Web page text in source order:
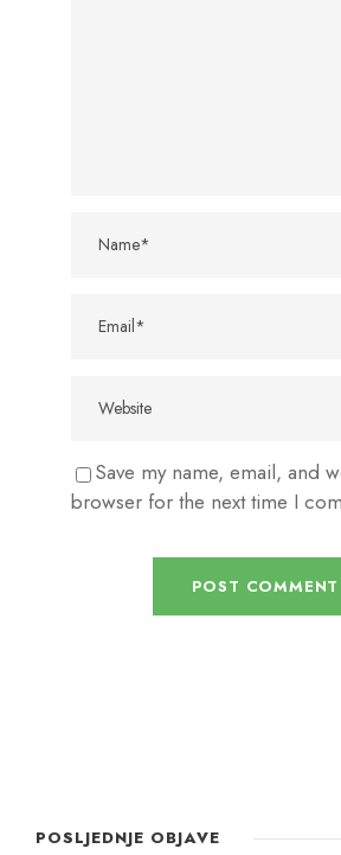
Save my name, email, and
browser for the next time I
POSLJEDNJE OBJAVE